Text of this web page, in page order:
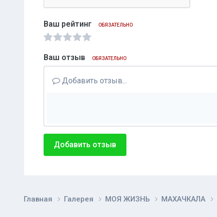
Ваш рейтинг ОБЯЗАТЕЛЬНО
Ваш отзыв ОБЯЗАТЕЛЬНО
Добавить отзыв...
Добавить отзыв
Главная Галерея МОЯ ЖИЗНЬ МАХАЧКАЛА